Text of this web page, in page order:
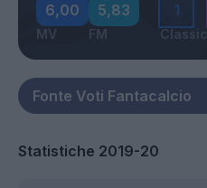
6,00
MV
5,83
FM
1
Classic
Statistiche 2019-20